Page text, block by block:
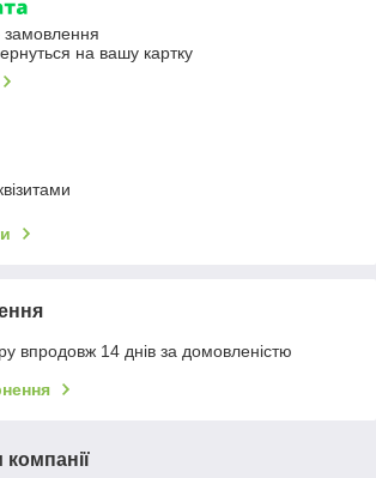
замовлення
на вашу картку
впродовж 14 днів за домовленістю
компанії